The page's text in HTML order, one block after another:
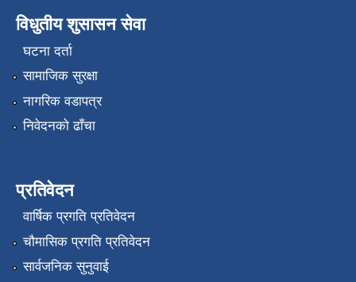
विधुतीय शुसासन सेवा
घटना दर्ता
सामाजिक सुरक्षा
नागरिक वडापत्र
निवेदनको ढाँचा
प्रतिवेदन
वार्षिक प्रगति प्रतिवेदन
चौमासिक प्रगति प्रतिवेदन
सार्वजनिक सुनुवाई